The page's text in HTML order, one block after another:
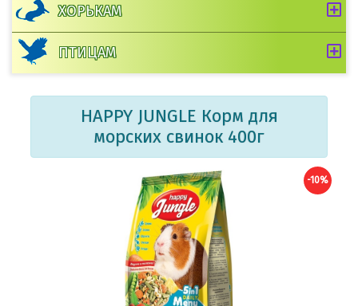
ХОРЬКАМ
ПТИЦАМ
HAPPY JUNGLE Корм для
морских свинок 400г
-10%